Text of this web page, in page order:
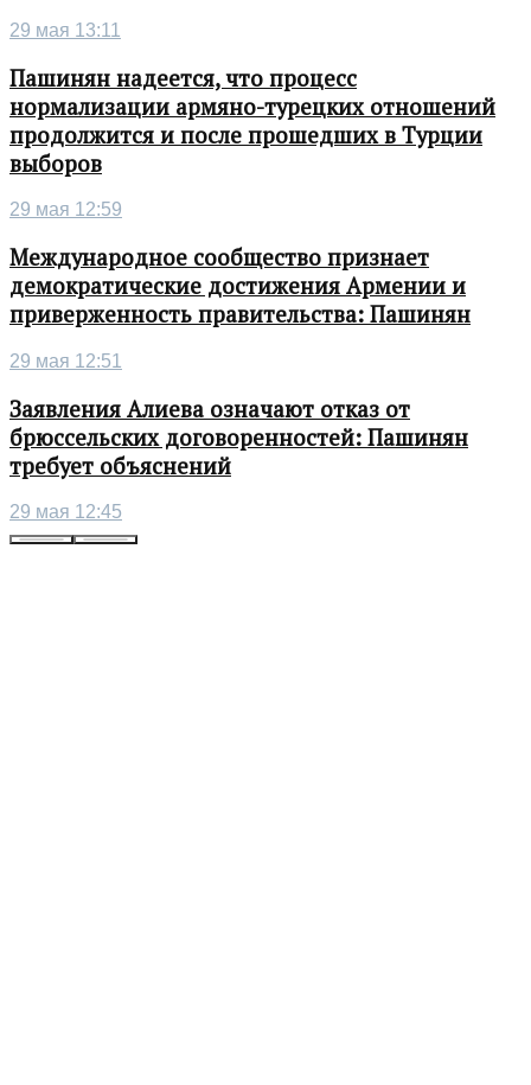
29 мая 13:11
Пашинян надеется, что процесс
нормализации армяно-турецких отношений
продолжится и после прошедших в Турции
выборов
29 мая 12:59
Международное сообщество признает
демократические достижения Армении и
приверженность правительства: Пашинян
29 мая 12:51
Заявления Алиева означают отказ от
брюссельских договоренностей: Пашинян
требует объяснений
29 мая 12:45